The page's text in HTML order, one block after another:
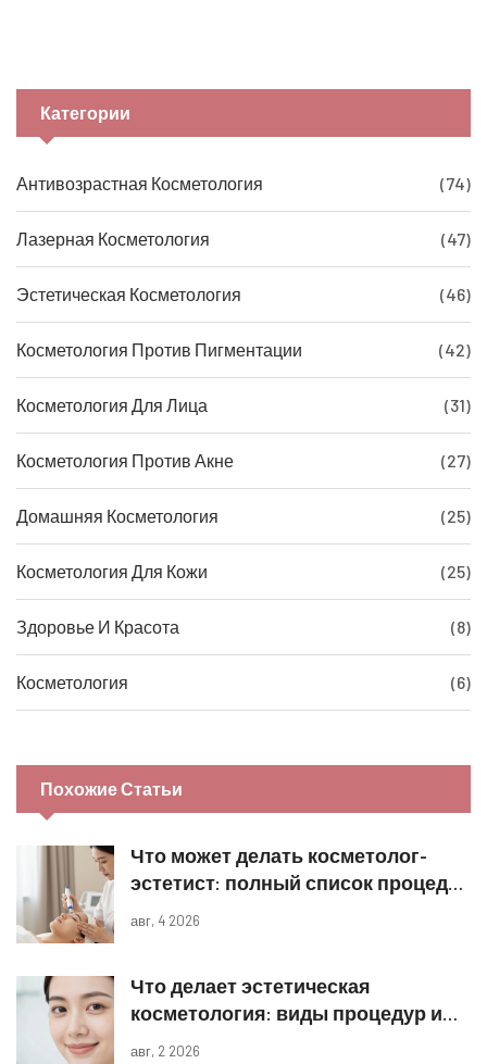
Категории
Антивозрастная Косметология (74)
Лазерная Косметология (47)
Эстетическая Косметология (46)
Косметология Против Пигментации (42)
Косметология Для Лица (31)
Косметология Против Акне (27)
Домашняя Косметология (25)
Косметология Для Кожи (25)
Здоровье И Красота (8)
Косметология (6)
Похожие Статьи
Что может делать косметолог-
эстетист: полный список процедур
и границы компетенций
авг, 4 2026
Что делает эстетическая
косметология: виды процедур и
реальные результаты
авг, 2 2026